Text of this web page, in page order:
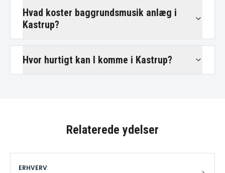
Hvad koster baggrundsmusik anlæg i
Kastrup?
Hvor hurtigt kan I komme i Kastrup?
Relaterede ydelser
ERHVERV